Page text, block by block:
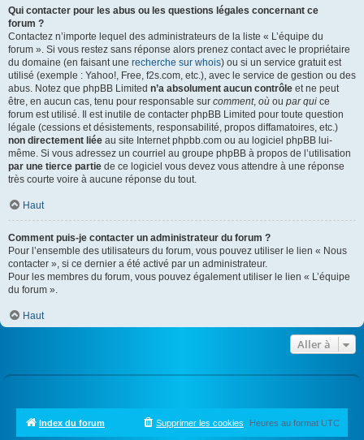
Qui contacter pour les abus ou les questions légales concernant ce
forum ?
Contactez n’importe lequel des administrateurs de la liste « L’équipe du
forum ». Si vous restez sans réponse alors prenez contact avec le propriétaire
du domaine (en faisant une recherche sur whois) ou si un service gratuit est
utilisé (exemple : Yahoo!, Free, f2s.com, etc.), avec le service de gestion ou des
abus. Notez que phpBB Limited n’a absolument aucun contrôle et ne peut
être, en aucun cas, tenu pour responsable sur comment, où ou par qui ce
forum est utilisé. Il est inutile de contacter phpBB Limited pour toute question
légale (cessions et désistements, responsabilité, propos diffamatoires, etc.)
non directement liée au site Internet phpbb.com ou au logiciel phpBB lui-
même. Si vous adressez un courriel au groupe phpBB à propos de l’utilisation
par une tierce partie de ce logiciel vous devez vous attendre à une réponse
très courte voire à aucune réponse du tout.
Haut
Comment puis-je contacter un administrateur du forum ?
Pour l’ensemble des utilisateurs du forum, vous pouvez utiliser le lien « Nous
contacter », si ce dernier a été activé par un administrateur.
Pour les membres du forum, vous pouvez également utiliser le lien « L’équipe
du forum ».
Haut
Aller à
Index du forum Heures au format UTC
Supprimer les cookies